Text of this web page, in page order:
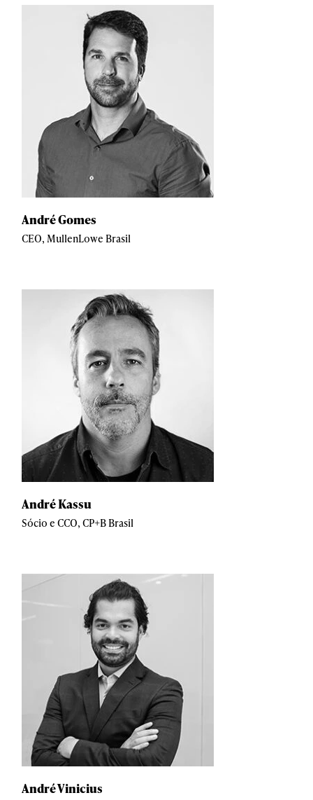
André Gomes
CEO, MullenLowe Brasil
André Kassu
Sócio e CCO, CP+B Brasil
André Vinicius